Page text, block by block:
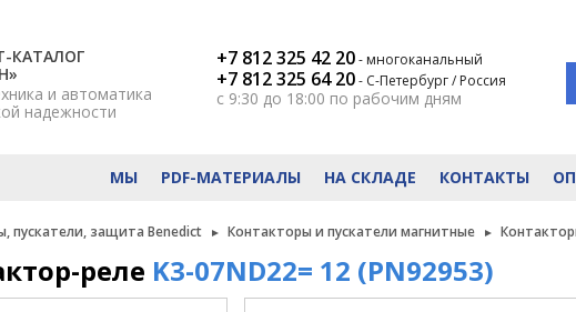
КАТАЛОГ
и автоматика
надежности
+7 812 325 42 20- многоканальный
+7 812 325 64 20- С-Петербург / Россия
с 9:30 до 18:00 по рабочим дням
МЫ PDF-МАТЕРИАЛЫ НА СКЛАДЕ КОНТАКТЫ
пускатели, защита Benedict Контакторы и пускатели магнитные
реле K3-07ND22= 12 (PN92953)